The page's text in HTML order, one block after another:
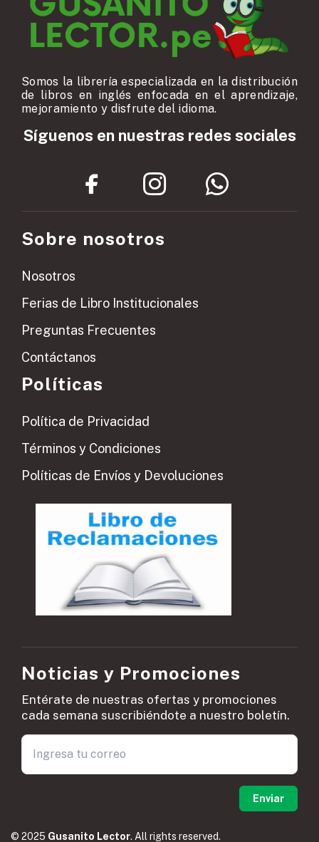
Somos la librería especializada en la distribución
de libros en inglés enfocada en el aprendizaje,
mejoramiento y disfrute del idioma.
Síguenos en nuestras redes sociales
Sobre nosotros
Nosotros
Ferias de Libro Institucionales
Preguntas Frecuentes
Contáctanos
Políticas
Política de Privacidad
Términos y Condiciones
Políticas de Envíos y Devoluciones
Noticias y Promociones
Entérate de nuestras ofertas y promociones
cada semana suscribiéndote a nuestro boletín.
© 2025 Gusanito Lector. All rights reserved.